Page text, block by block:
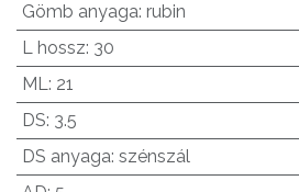
Gömb anyaga: rubin
L hossz: 30
ML: 21
DS: 3.5
DS anyaga: szénszál